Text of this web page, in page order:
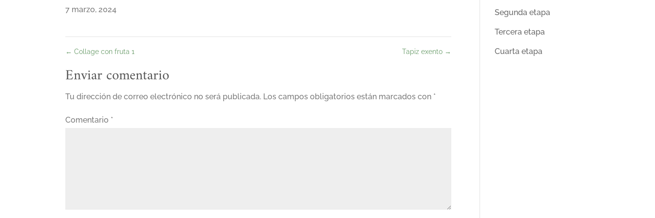
7 marzo, 2024
← Collage con fruta 1 Tapiz exento →
Enviar comentario
Tu dirección de correo electrónico no será publicada. Los campos obligatorios están marcados con *
Comentario *
Segunda etapa
Tercera etapa
Cuarta etapa